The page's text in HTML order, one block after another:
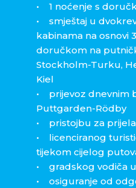
• 1 noćenje s
• smještaj u
kabinama na osnovi
doručkom na
Stockholm-Turku,
Kiel
• prijevoz dnevnim
Puttgarden-Rödby
• pristojbu za
• licenciranog
tijekom cijelog
• gradskog vodiča
• osiguranje od